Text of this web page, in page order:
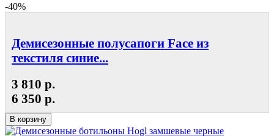
-40%
Демисезонные полусапоги Face из
текстиля синие...
3 810 р.
6 350 р.
В корзину